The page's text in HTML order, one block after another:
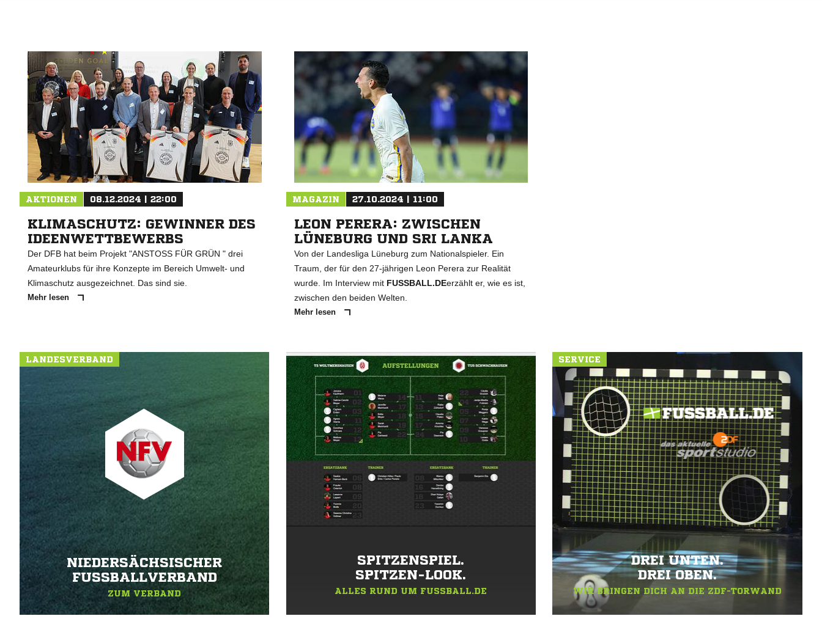
AKTIONEN 08.12.2024 | 22:00
KLIMASCHUTZ: GEWINNER DES
IDEENWETTBEWERBS
Der DFB hat beim Projekt "ANSTOSS FÜR GRÜN " drei
Amateurklubs für ihre Konzepte im Bereich Umwelt- und
Klimaschutz ausgezeichnet. Das sind sie.
Mehr lesen
MAGAZIN 27.10.2024 | 11:00
LEON PERERA: ZWISCHEN
LÜNEBURG UND SRI LANKA
Von der Landesliga Lüneburg zum Nationalspieler. Ein
Traum, der für den 27-jährigen Leon Perera zur Realität
wurde. Im Interview mit FUSSBALL.DEerzählt er, wie es ist,
zwischen den beiden Welten.
Mehr lesen
LANDESVERBAND
NIEDERSÄCHSISCHER
FUSSBALLVERBAND
ZUM VERBAND
SPITZENSPIEL.
SPITZEN-LOOK.
ALLES RUND UM FUSSBALL.DE
SERVICE
DREI UNTEN.
DREI OBEN.
WIR BRINGEN DICH AN DIE ZDF-TORWAND